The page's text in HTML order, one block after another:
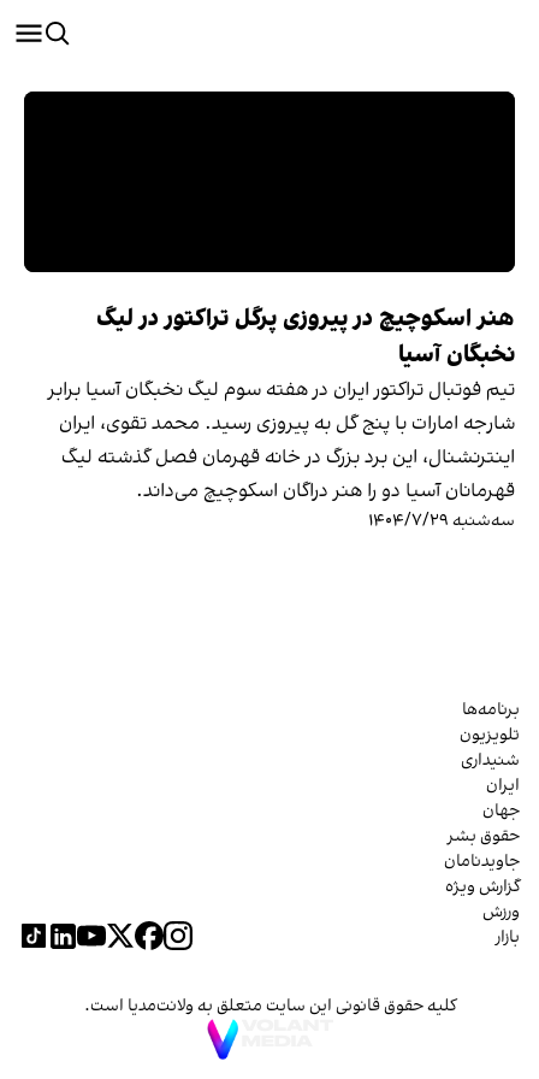
هنر اسکوچیچ در پیروزی پرگل تراکتور در لیگ
نخبگان آسیا
تیم فوتبال تراکتور ایران در هفته سوم لیگ نخبگان آسیا برابر
شارجه امارات با پنج گل به پیروزی رسید. محمد تقوی، ایران
اینترنشنال، این برد بزرگ در خانه قهرمان فصل گذشته لیگ
قهرمانان آسیا دو را هنر دراگان اسکوچیچ می‌داند.
سه‌شنبه ۱۴۰۴/۷/۲۹
برنامه‌ها
تلویزیون
شنیداری
ایران
جهان
حقوق بشر
جاویدنامان
گزارش ویژه
ورزش
بازار
کلیه حقوق قانونی این سایت متعلق به ولانت‌مدیا است.